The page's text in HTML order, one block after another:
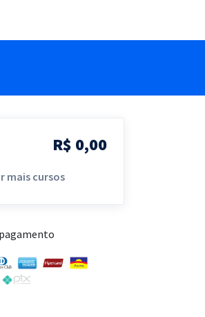
R$ 0,00
mais cursos